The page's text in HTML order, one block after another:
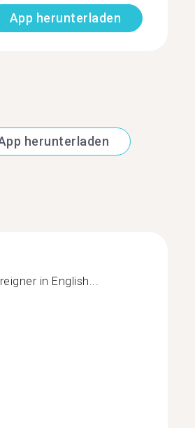
App herunterladen
herunterladen
in English...